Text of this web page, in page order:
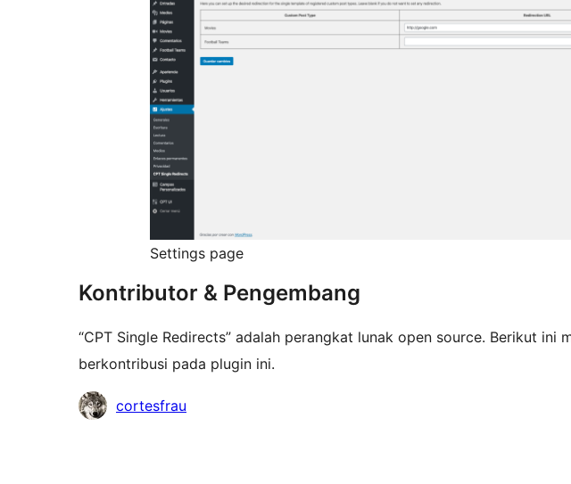
Settings page
Kontributor & Pengembang
“CPT Single Redirects” adalah perangkat lunak open source. Berikut ini
berkontribusi pada plugin ini.
Kontributorcortesfrau